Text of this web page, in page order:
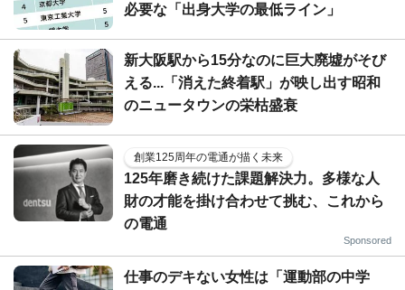
必要な「出身大学の最低ライン」
新大阪駅から15分なのに巨大廃墟がそび
える...「消えた終着駅」が映し出す昭和
のニュータウンの栄枯盛衰
創業125周年の電通が描く未来
125年磨き続けた課題解決力。多様な人
財の才能を掛け合わせて挑む、これから
の電通
Sponsored
仕事のデキない女性は「運動部の中学